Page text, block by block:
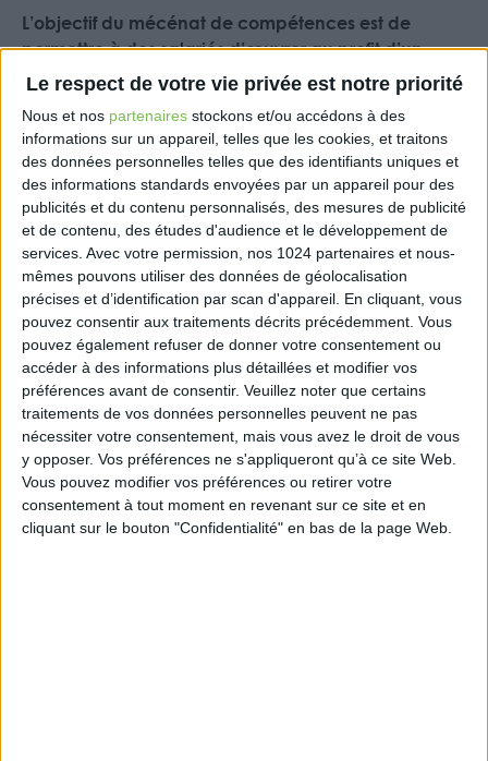
Le respect de votre vie privée est notre priorité
Nous et nos partenaires stockons et/ou accédons à des
informations sur un appareil, telles que les cookies, et traitons
des données personnelles telles que des identifiants uniques et
des informations standards envoyées par un appareil pour des
publicités et du contenu personnalisés, des mesures de publicité
et de contenu, des études d'audience et le développement de
services. Avec votre permission, nos 1024 partenaires et nous-
mêmes pouvons utiliser des données de géolocalisation
précises et d’identification par scan d'appareil. En cliquant, vous
pouvez consentir aux traitements décrits précédemment. Vous
pouvez également refuser de donner votre consentement ou
accéder à des informations plus détaillées et modifier vos
préférences avant de consentir. Veuillez noter que certains
traitements de vos données personnelles peuvent ne pas
nécessiter votre consentement, mais vous avez le droit de vous
y opposer. Vos préférences ne s'appliqueront qu’à ce site Web.
Vous pouvez modifier vos préférences ou retirer votre
consentement à tout moment en revenant sur ce site et en
cliquant sur le bouton "Confidentialité" en bas de la page Web.
L’objectif du mécénat de compétences est de
permettre à des salariés d’œuvrer au profit d’un
projet d’intérêt général. Pour aider les dirigeants à
s’investir dans ce dispositif méconnu, le
gouvernement lance un guide pratique à
destination des TPE et PME.
https://minefi.hosting.augure.com/Augure_Minefi/r/
id=4EC7D276-F80E-4C68-97AF-
99288C678EF2&filename=1653%20-
Découvrir Cotélib
Découvrir Cotelib
Nos services